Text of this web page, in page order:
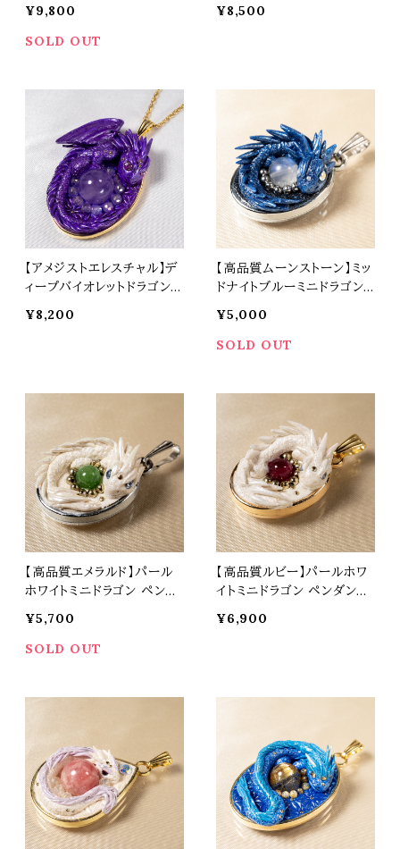
リジナルアクセサリー 天然
石 パワーストーン t0566
¥9,800
SOLD OUT
然石 パワーストーン t0565
¥8,500
【アメジストエレスチャル】デ
ィープバイオレットドラゴン
アクセサリー 天然石 パワー
¥8,200
【高品質ムーンストーン】ミッ
ドナイトブルーミニドラゴン
アクセサリー 天然石 パワー
ストーン t0536
¥5,000
SOLD OUT
【高品質エメラルド】パール
ホワイトミニドラゴン ペンダ
サリー 天然石 パワーストー
ン t0534
¥5,700
SOLD OUT
【高品質ルビー】パールホワ
イトミニドラゴン ペンダント
ー 天然石 パワーストーン t
¥6,900